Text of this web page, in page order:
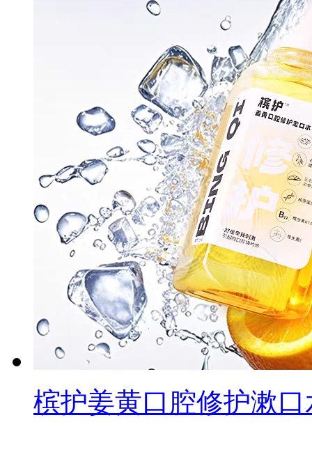
槟护姜黄口腔修护漱口